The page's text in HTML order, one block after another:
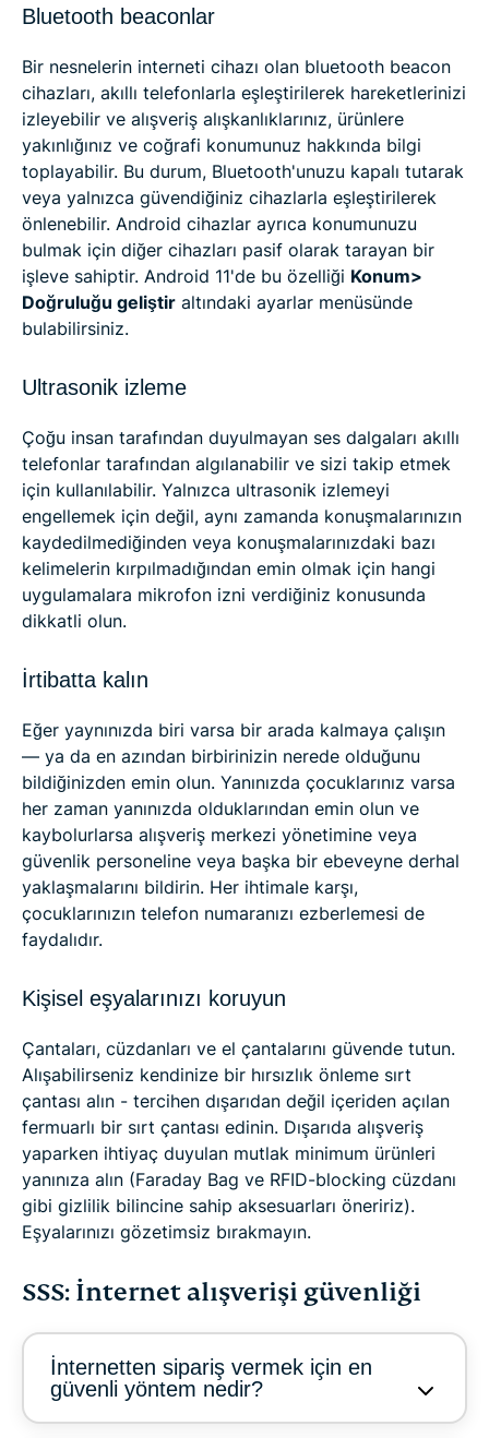
Bluetooth beaconlar
Bir nesnelerin interneti cihazı olan bluetooth beacon
cihazları, akıllı telefonlarla eşleştirilerek hareketlerinizi
izleyebilir ve alışveriş alışkanlıklarınız, ürünlere
yakınlığınız ve coğrafi konumunuz hakkında bilgi
toplayabilir. Bu durum, Bluetooth'unuzu kapalı tutarak
veya yalnızca güvendiğiniz cihazlarla eşleştirilerek
önlenebilir. Android cihazlar ayrıca konumunuzu
bulmak için diğer cihazları pasif olarak tarayan bir
işleve sahiptir. Android 11'de bu özelliği Konum>
Doğruluğu geliştir altındaki ayarlar menüsünde
bulabilirsiniz.
Ultrasonik izleme
Çoğu insan tarafından duyulmayan ses dalgaları akıllı
telefonlar tarafından algılanabilir ve sizi takip etmek
için kullanılabilir. Yalnızca ultrasonik izlemeyi
engellemek için değil, aynı zamanda konuşmalarınızın
kaydedilmediğinden veya konuşmalarınızdaki bazı
kelimelerin kırpılmadığından emin olmak için hangi
uygulamalara mikrofon izni verdiğiniz konusunda
dikkatli olun.
İrtibatta kalın
Eğer yaynınızda biri varsa bir arada kalmaya çalışın
— ya da en azından birbirinizin nerede olduğunu
bildiğinizden emin olun. Yanınızda çocuklarınız varsa
her zaman yanınızda olduklarından emin olun ve
kaybolurlarsa alışveriş merkezi yönetimine veya
güvenlik personeline veya başka bir ebeveyne derhal
yaklaşmalarını bildirin. Her ihtimale karşı,
çocuklarınızın telefon numaranızı ezberlemesi de
faydalıdır.
Kişisel eşyalarınızı koruyun
Çantaları, cüzdanları ve el çantalarını güvende tutun.
Alışabilirseniz kendinize bir hırsızlık önleme sırt
çantası alın - tercihen dışarıdan değil içeriden açılan
fermuarlı bir sırt çantası edinin. Dışarıda alışveriş
yaparken ihtiyaç duyulan mutlak minimum ürünleri
yanınıza alın (Faraday Bag ve RFID-blocking cüzdanı
gibi gizlilik bilincine sahip aksesuarları öneririz).
Eşyalarınızı gözetimsiz bırakmayın.
SSS: İnternet alışverişi güvenliği
İnternetten sipariş vermek için en
güvenli yöntem nedir?